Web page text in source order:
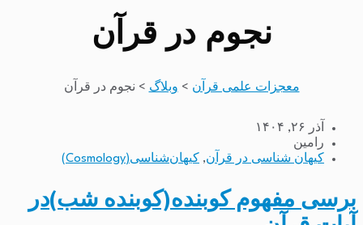
نجوم در قرآن
معجزات علمی قرآن > وبلاگ > نجوم در قرآن
آذر ۲۶, ۱۴۰۴
رامین
کیهان شناسی در قرآن, کیهان‌شناسی(Cosmology)
برسی مفهوم کوبنده(کوبنده شب)در